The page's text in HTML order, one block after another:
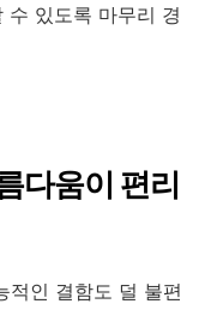
수 있도록 마무리 경
다움이 편리
적인 결함도 덜 불편